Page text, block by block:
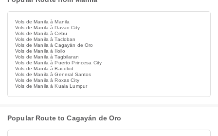
Vols de Manila à Manila
Vols de Manila à Davao City
Vols de Manila à Cebu
Vols de Manila à Tacloban
Vols de Manila à Cagayán de Oro
Vols de Manila à Iloilo
Vols de Manila à Tagbilaran
Vols de Manila à Puerto Princesa City
Vols de Manila à Bacolod
Vols de Manila à General Santos
Vols de Manila à Roxas City
Vols de Manila à Kuala Lumpur
Popular Route to Cagayán de Oro